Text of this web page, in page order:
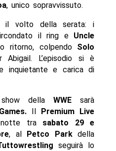
, unico sopravvissuto.
il volto della serata: i
il ring e Uncle
colpendo Solo
L’episodio si è
inquietante e carica di
show dellaWWE sarà
Il
Premium Live
trasabato 29 e
, al Petco Parkdella
seguirà lo